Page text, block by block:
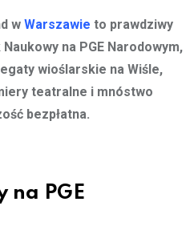
w Warszawie to prawdziwy
na PGE Narodowym,
wioślarskie na Wiśle,
teatralne i mnóstwo
bezpłatna.
na PGE